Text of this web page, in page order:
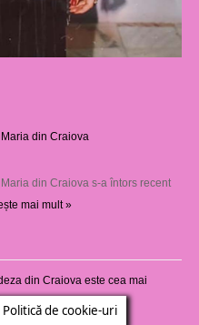
din Craiova
din Craiova s-a întors recent
mai mult »
din Craiova este cea mai
Politică de cookie-uri